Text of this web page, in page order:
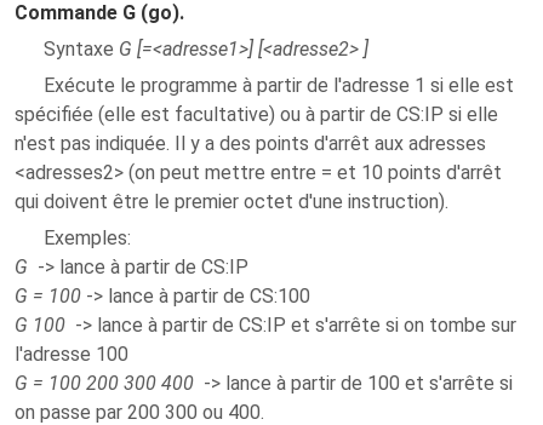
Commande G (go).
Syntaxe G [=<adresse1>] [<adresse2> ]
Exécute le programme à partir de l'adresse 1 si elle est
spécifiée (elle est facultative) ou à partir de CS:IP si elle
n'est pas indiquée. Il y a des points d'arrêt aux adresses
<adresses2> (on peut mettre entre = et 10 points d'arrêt
qui doivent être le premier octet d'une instruction).
Exemples:
G -> lance à partir de CS:IP
G = 100 -> lance à partir de CS:100
G 100 -> lance à partir de CS:IP et s'arrête si on tombe sur
l'adresse 100
G = 100 200 300 400 -> lance à partir de 100 et s'arrête si
on passe par 200 300 ou 400.